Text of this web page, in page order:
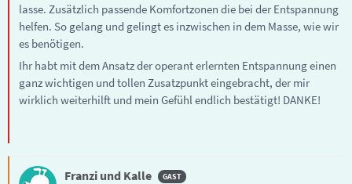
lasse. Zusätzlich passende Komfortzonen die bei der Entspannung
helfen. So gelang und gelingt es inzwischen in dem Masse, wie wir
es benötigen.
Ihr habt mit dem Ansatz der operant erlernten Entspannung einen
ganz wichtigen und tollen Zusatzpunkt eingebracht, der mir
wirklich weiterhilft und mein Gefühl endlich bestätigt! DANKE!
Franzi und Kalle